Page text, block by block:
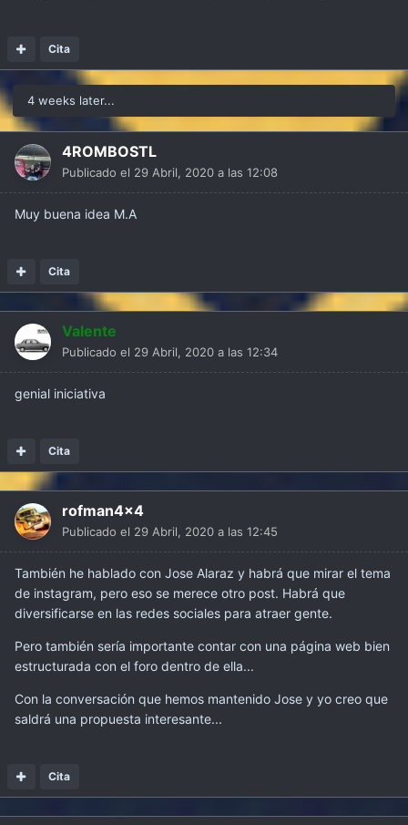
Cita
4 weeks later...
4ROMBOSTL
Publicado el 29 Abril, 2020 a las 12:08
Muy buena idea M.A
Cita
Valente
Publicado el 29 Abril, 2020 a las 12:34
genial iniciativa
Cita
rofman4x4
Publicado el 29 Abril, 2020 a las 12:45
También he hablado con Jose Alaraz y habrá que mirar el tema
de instagram, pero eso se merece otro post. Habrá que
diversificarse en las redes sociales para atraer gente.
Pero también sería importante contar con una página web bien
estructurada con el foro dentro de ella...
Con la conversación que hemos mantenido Jose y yo creo que
saldrá una propuesta interesante...
Cita